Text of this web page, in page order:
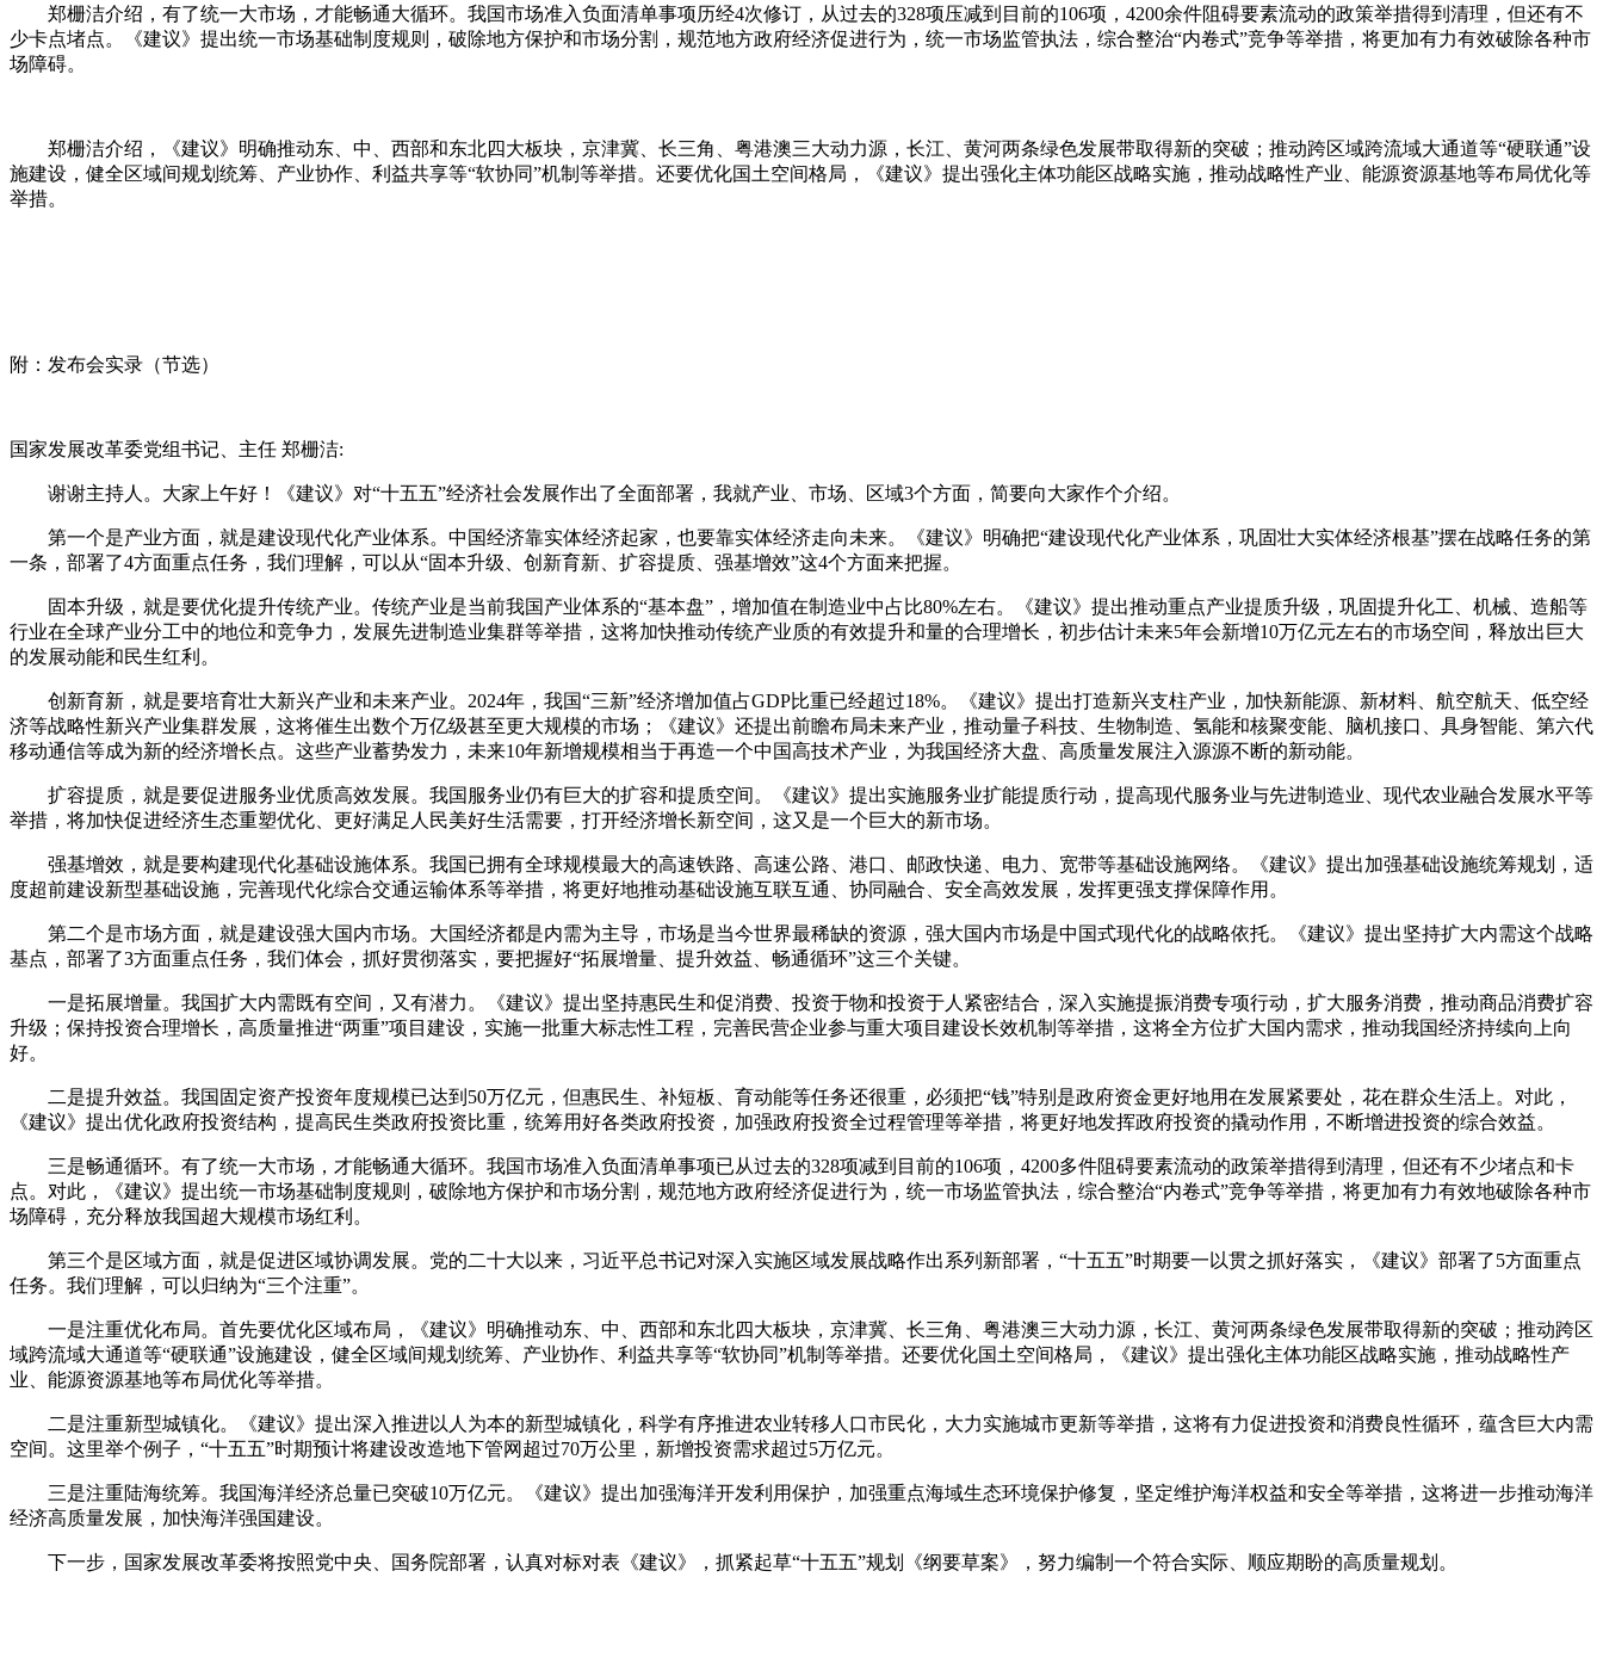
郑栅洁介绍，有了统一大市场，才能畅通大循环。我国市场准入负面清单事项历经4次修订，从过去的328项压减到目前的106项，4200余件阻碍要素流动的政策举措得到清理，但还有不
少卡点堵点。《建议》提出统一市场基础制度规则，破除地方保护和市场分割，规范地方政府经济促进行为，统一市场监管执法，综合整治“内卷式”竞争等举措，将更加有力有效破除各种市
场障碍。
郑栅洁介绍，《建议》明确推动东、中、西部和东北四大板块，京津冀、长三角、粤港澳三大动力源，长江、黄河两条绿色发展带取得新的突破；推动跨区域跨流域大通道等“硬联通”设
施建设，健全区域间规划统筹、产业协作、利益共享等“软协同”机制等举措。还要优化国土空间格局，《建议》提出强化主体功能区战略实施，推动战略性产业、能源资源基地等布局优化等
举措。
附：发布会实录（节选）
国家发展改革委党组书记、主任 郑栅洁:
谢谢主持人。大家上午好！《建议》对“十五五”经济社会发展作出了全面部署，我就产业、市场、区域3个方面，简要向大家作个介绍。
第一个是产业方面，就是建设现代化产业体系。中国经济靠实体经济起家，也要靠实体经济走向未来。《建议》明确把“建设现代化产业体系，巩固壮大实体经济根基”摆在战略任务的第
一条，部署了4方面重点任务，我们理解，可以从“固本升级、创新育新、扩容提质、强基增效”这4个方面来把握。
固本升级，就是要优化提升传统产业。传统产业是当前我国产业体系的“基本盘”，增加值在制造业中占比80%左右。《建议》提出推动重点产业提质升级，巩固提升化工、机械、造船等
行业在全球产业分工中的地位和竞争力，发展先进制造业集群等举措，这将加快推动传统产业质的有效提升和量的合理增长，初步估计未来5年会新增10万亿元左右的市场空间，释放出巨大
的发展动能和民生红利。
创新育新，就是要培育壮大新兴产业和未来产业。2024年，我国“三新”经济增加值占GDP比重已经超过18%。《建议》提出打造新兴支柱产业，加快新能源、新材料、航空航天、低空经
济等战略性新兴产业集群发展，这将催生出数个万亿级甚至更大规模的市场；《建议》还提出前瞻布局未来产业，推动量子科技、生物制造、氢能和核聚变能、脑机接口、具身智能、第六代
移动通信等成为新的经济增长点。这些产业蓄势发力，未来10年新增规模相当于再造一个中国高技术产业，为我国经济大盘、高质量发展注入源源不断的新动能。
扩容提质，就是要促进服务业优质高效发展。我国服务业仍有巨大的扩容和提质空间。《建议》提出实施服务业扩能提质行动，提高现代服务业与先进制造业、现代农业融合发展水平等
举措，将加快促进经济生态重塑优化、更好满足人民美好生活需要，打开经济增长新空间，这又是一个巨大的新市场。
强基增效，就是要构建现代化基础设施体系。我国已拥有全球规模最大的高速铁路、高速公路、港口、邮政快递、电力、宽带等基础设施网络。《建议》提出加强基础设施统筹规划，适
度超前建设新型基础设施，完善现代化综合交通运输体系等举措，将更好地推动基础设施互联互通、协同融合、安全高效发展，发挥更强支撑保障作用。
第二个是市场方面，就是建设强大国内市场。大国经济都是内需为主导，市场是当今世界最稀缺的资源，强大国内市场是中国式现代化的战略依托。《建议》提出坚持扩大内需这个战略
基点，部署了3方面重点任务，我们体会，抓好贯彻落实，要把握好“拓展增量、提升效益、畅通循环”这三个关键。
一是拓展增量。我国扩大内需既有空间，又有潜力。《建议》提出坚持惠民生和促消费、投资于物和投资于人紧密结合，深入实施提振消费专项行动，扩大服务消费，推动商品消费扩容
升级；保持投资合理增长，高质量推进“两重”项目建设，实施一批重大标志性工程，完善民营企业参与重大项目建设长效机制等举措，这将全方位扩大国内需求，推动我国经济持续向上向
好。
二是提升效益。我国固定资产投资年度规模已达到50万亿元，但惠民生、补短板、育动能等任务还很重，必须把“钱”特别是政府资金更好地用在发展紧要处，花在群众生活上。对此，
《建议》提出优化政府投资结构，提高民生类政府投资比重，统筹用好各类政府投资，加强政府投资全过程管理等举措，将更好地发挥政府投资的撬动作用，不断增进投资的综合效益。
三是畅通循环。有了统一大市场，才能畅通大循环。我国市场准入负面清单事项已从过去的328项减到目前的106项，4200多件阻碍要素流动的政策举措得到清理，但还有不少堵点和卡
点。对此，《建议》提出统一市场基础制度规则，破除地方保护和市场分割，规范地方政府经济促进行为，统一市场监管执法，综合整治“内卷式”竞争等举措，将更加有力有效地破除各种市
场障碍，充分释放我国超大规模市场红利。
第三个是区域方面，就是促进区域协调发展。党的二十大以来，习近平总书记对深入实施区域发展战略作出系列新部署，“十五五”时期要一以贯之抓好落实，《建议》部署了5方面重点
任务。我们理解，可以归纳为“三个注重”。
一是注重优化布局。首先要优化区域布局，《建议》明确推动东、中、西部和东北四大板块，京津冀、长三角、粤港澳三大动力源，长江、黄河两条绿色发展带取得新的突破；推动跨区
域跨流域大通道等“硬联通”设施建设，健全区域间规划统筹、产业协作、利益共享等“软协同”机制等举措。还要优化国土空间格局，《建议》提出强化主体功能区战略实施，推动战略性产
业、能源资源基地等布局优化等举措。
二是注重新型城镇化。《建议》提出深入推进以人为本的新型城镇化，科学有序推进农业转移人口市民化，大力实施城市更新等举措，这将有力促进投资和消费良性循环，蕴含巨大内需
空间。这里举个例子，“十五五”时期预计将建设改造地下管网超过70万公里，新增投资需求超过5万亿元。
三是注重陆海统筹。我国海洋经济总量已突破10万亿元。《建议》提出加强海洋开发利用保护，加强重点海域生态环境保护修复，坚定维护海洋权益和安全等举措，这将进一步推动海洋
经济高质量发展，加快海洋强国建设。
下一步，国家发展改革委将按照党中央、国务院部署，认真对标对表《建议》，抓紧起草“十五五”规划《纲要草案》，努力编制一个符合实际、顺应期盼的高质量规划。